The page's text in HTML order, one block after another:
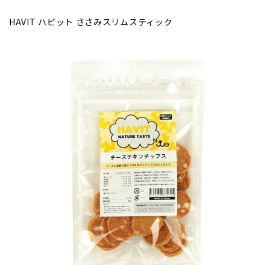
HAVIT ハビット ささみスリムスティック